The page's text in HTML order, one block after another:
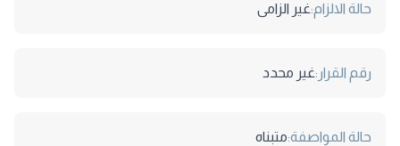
حالة الالزام:غير الزامى
رقم القرار:غير محدد
حالة المواصفة:متبناه